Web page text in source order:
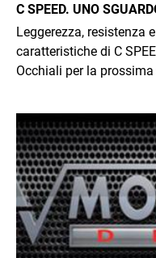
C SPEED. UNO
Leggerezza, resistenza
caratteristiche di C
Occhiali per la
Immagine